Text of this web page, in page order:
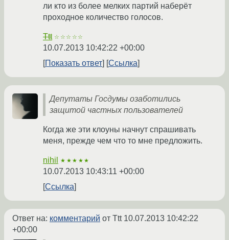
ли кто из более мелких партий наберёт
проходное количество голосов.
Ttt ☆☆☆☆☆
10.07.2013 10:42:22 +00:00
Показать ответ
Ссылка
Депутаты Госдумы озаботились
защитой частных пользователей
Когда же эти клоуны начнут спрашивать
меня, прежде чем что то мне предложить.
nihil ★★★★★
10.07.2013 10:43:11 +00:00
Ссылка
Ответ на: комментарий от Ttt 10.07.2013 10:42:22
+00:00